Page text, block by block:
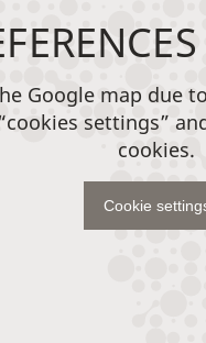
Google map due
settings”
cookies.
Cookie